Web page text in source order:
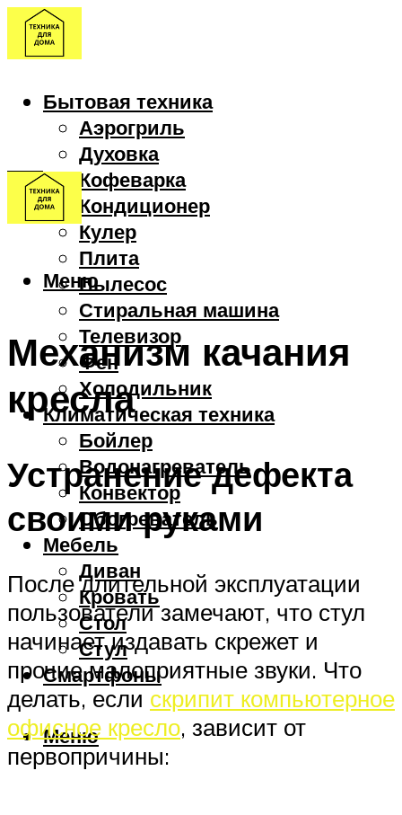
Бытовая техника
Аэрогриль
Духовка
Кофеварка
Кондиционер
Кулер
Плита
Пылесос
Стиральная машина
Телевизор
Фен
Холодильник
Климатическая техника
Бойлер
Водонагреватель
Конвектор
Обогреватель
Мебель
Диван
Кровать
Стол
Стул
Смартфоны
Меню
Меню
Механизм качания
кресла
Устранение дефекта
своими руками
После длительной эксплуатации
пользователи замечают, что стул
начинает издавать скрежет и
прочие малоприятные звуки. Что
делать, если скрипит компьютерное
офисное кресло, зависит от
первопричины: